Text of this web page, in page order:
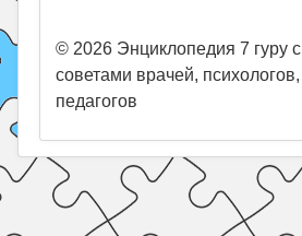
© 2026 Энциклопедия 7 гуру с
советами врачей, психологов,
педагогов